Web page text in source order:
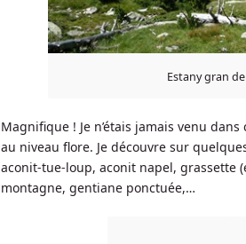
Estany gran
Magnifique ! Je n’étais jamais venu
au niveau flore. Je découvre sur
aconit-tue-loup, aconit napel, grassette
montagne, gentiane ponctuée,…